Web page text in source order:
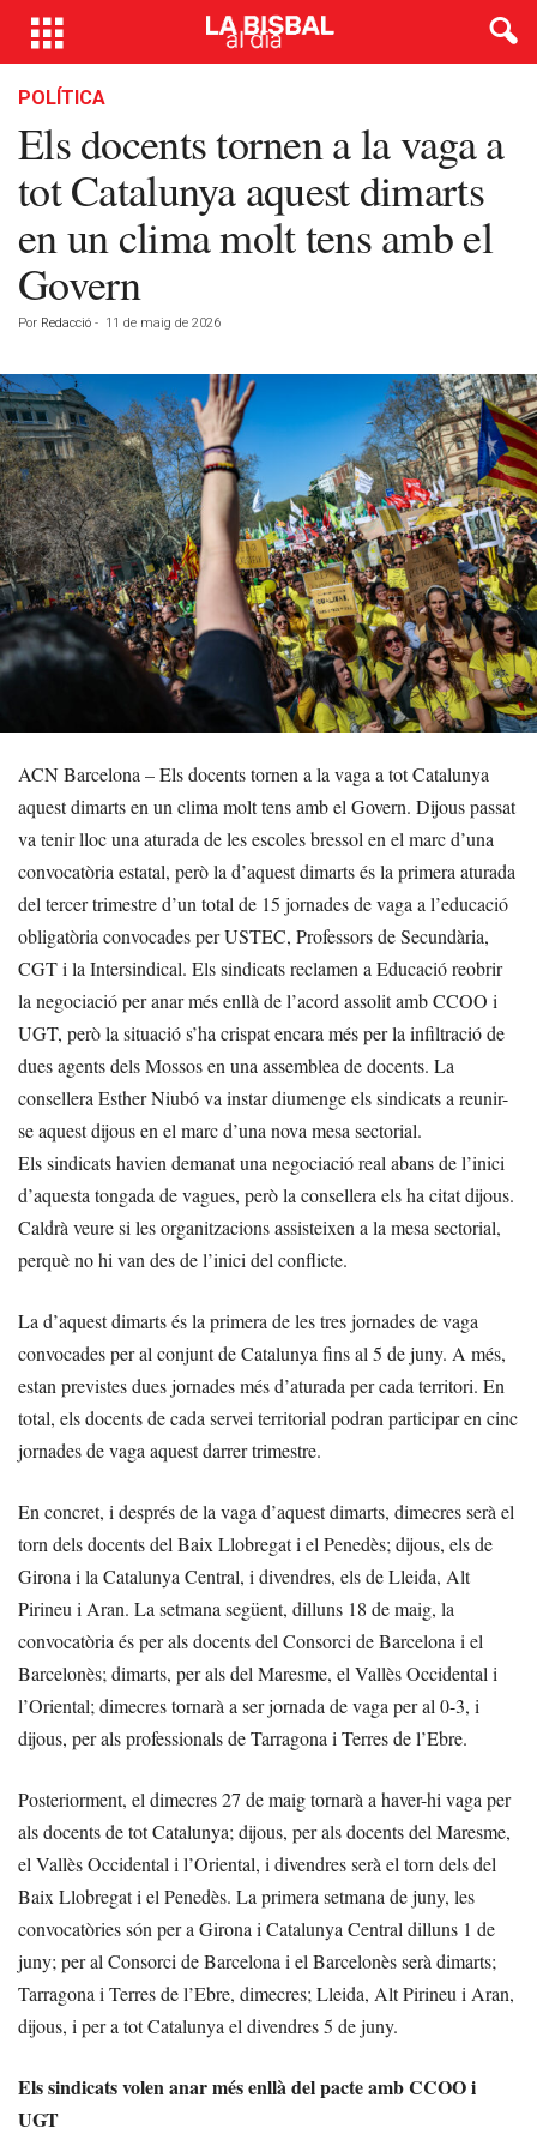
POLÍTICA
Els docents tornen a la vaga a
tot Catalunya aquest dimarts
en un clima molt tens amb el
Govern
Por Redacció - 11 de maig de 2026
ACN Barcelona – Els docents tornen a la vaga a tot Catalunya
aquest dimarts en un clima molt tens amb el Govern. Dijous passat
va tenir lloc una aturada de les escoles bressol en el marc d’una
convocatòria estatal, però la d’aquest dimarts és la primera aturada
del tercer trimestre d’un total de 15 jornades de vaga a l’educació
obligatòria convocades per USTEC, Professors de Secundària,
CGT i la Intersindical. Els sindicats reclamen a Educació reobrir
la negociació per anar més enllà de l’acord assolit amb CCOO i
UGT, però la situació s’ha crispat encara més per la infiltració de
dues agents dels Mossos en una assemblea de docents. La
consellera Esther Niubó va instar diumenge els sindicats a reunir-
se aquest dijous en el marc d’una nova mesa sectorial.
Els sindicats havien demanat una negociació real abans de l’inici
d’aquesta tongada de vagues, però la consellera els ha citat dijous.
Caldrà veure si les organitzacions assisteixen a la mesa sectorial,
perquè no hi van des de l’inici del conflicte.
La d’aquest dimarts és la primera de les tres jornades de vaga
convocades per al conjunt de Catalunya fins al 5 de juny. A més,
estan previstes dues jornades més d’aturada per cada territori. En
total, els docents de cada servei territorial podran participar en cinc
jornades de vaga aquest darrer trimestre.
En concret, i després de la vaga d’aquest dimarts, dimecres serà el
torn dels docents del Baix Llobregat i el Penedès; dijous, els de
Girona i la Catalunya Central, i divendres, els de Lleida, Alt
Pirineu i Aran. La setmana següent, dilluns 18 de maig, la
convocatòria és per als docents del Consorci de Barcelona i el
Barcelonès; dimarts, per als del Maresme, el Vallès Occidental i
l’Oriental; dimecres tornarà a ser jornada de vaga per al 0-3, i
dijous, per als professionals de Tarragona i Terres de l’Ebre.
Posteriorment, el dimecres 27 de maig tornarà a haver-hi vaga per
als docents de tot Catalunya; dijous, per als docents del Maresme,
el Vallès Occidental i l’Oriental, i divendres serà el torn dels del
Baix Llobregat i el Penedès. La primera setmana de juny, les
convocatòries són per a Girona i Catalunya Central dilluns 1 de
juny; per al Consorci de Barcelona i el Barcelonès serà dimarts;
Tarragona i Terres de l’Ebre, dimecres; Lleida, Alt Pirineu i Aran,
dijous, i per a tot Catalunya el divendres 5 de juny.
Els sindicats volen anar més enllà del pacte amb CCOO i
UGT